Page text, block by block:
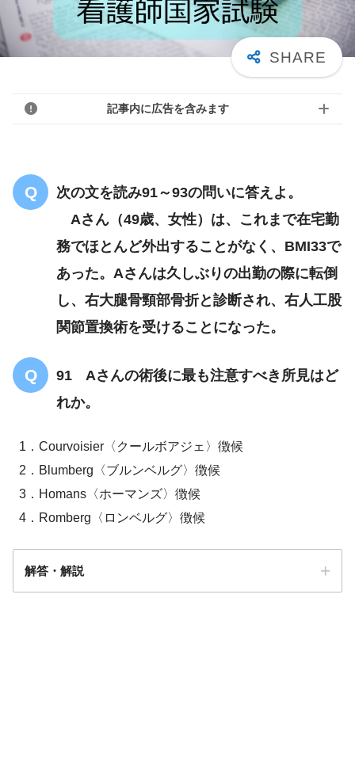
記事内に広告を含みます
次の文を読み91～93の問いに答えよ。
Aさん（49歳、女性）は、これまで在宅勤
務でほとんど外出することがなく、BMI33で
あった。Aさんは久しぶりの出勤の際に転倒
し、右大腿骨頸部骨折と診断され、右人工股
関節置換術を受けることになった。
91 Aさんの術後に最も注意すべき所見はど
れか。
1．Courvoisier〈クールボアジェ〉徴候
2．Blumberg〈ブルンベルグ〉徴候
3．Homans〈ホーマンズ〉徴候
4．Romberg〈ロンベルグ〉徴候
解答・解説